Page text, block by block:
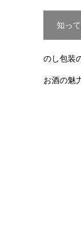
知っ
のし包装
お酒の魅